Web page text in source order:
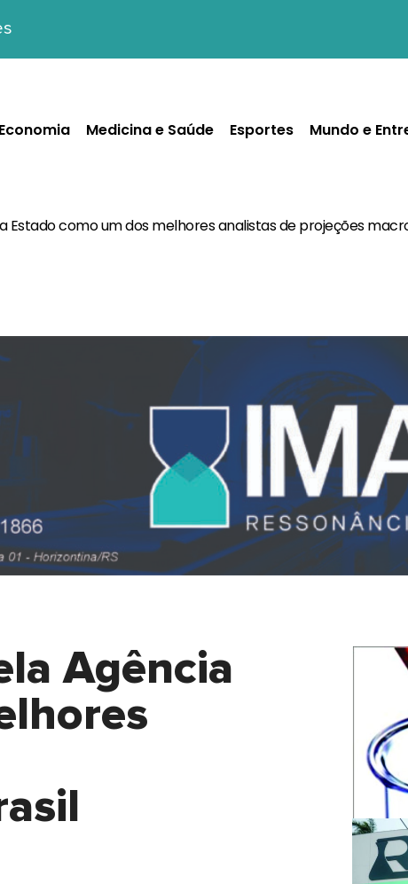
Economia Medicina e Saúde Esportes Mundo e
Estado como um dos melhores analistas de projeções
Agência